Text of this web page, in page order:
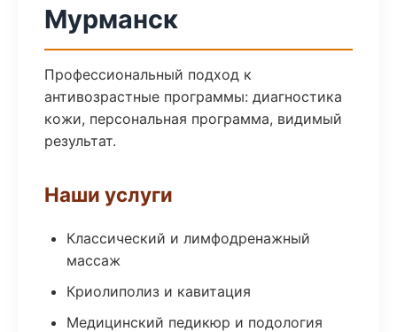
Мурманск
Профессиональный подход к
антивозрастные программы: диагностика
кожи, персональная программа, видимый
результат.
Наши услуги
Классический и лимфодренажный
массаж
Криолиполиз и кавитация
Медицинский педикюр и подология